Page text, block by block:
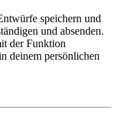
speichern und
und absenden.
der Funktion
deinem persönlichen